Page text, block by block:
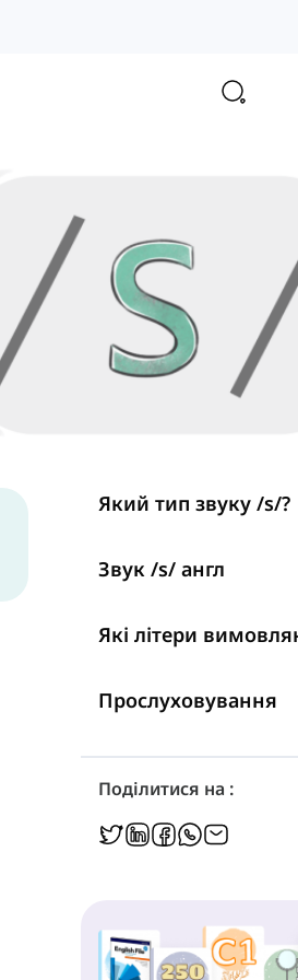
Який тип звуку /s/?
Звук /s/ англ
Прослуховування
Поділитися на :